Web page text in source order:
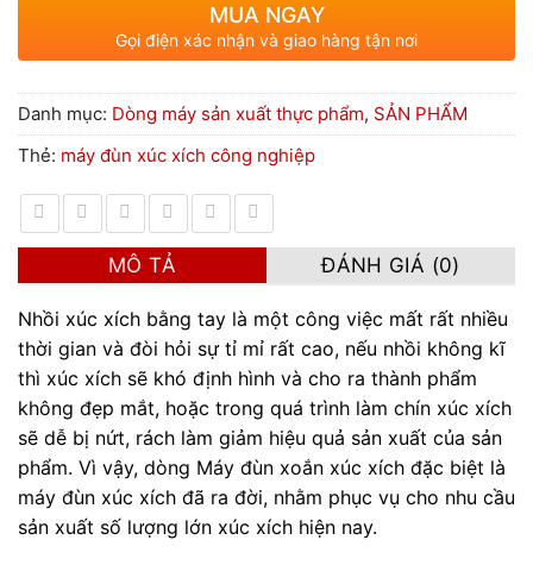
MUA NGAY
Gọi điện xác nhận và giao hàng tận nơi
Danh mục: Dòng máy sản xuất thực phẩm, SẢN PHẨM
Thẻ: máy đùn xúc xích công nghiệp
MÔ TẢ ĐÁNH GIÁ (0)
Nhồi xúc xích bằng tay là một công việc mất rất nhiều
thời gian và đòi hỏi sự tỉ mỉ rất cao, nếu nhồi không kĩ
thì xúc xích sẽ khó định hình và cho ra thành phẩm
không đẹp mắt, hoặc trong quá trình làm chín xúc xích
sẽ dễ bị nứt, rách làm giảm hiệu quả sản xuất của sản
phẩm. Vì vậy, dòng Máy đùn xoắn xúc xích đặc biệt là
máy đùn xúc xích đã ra đời, nhằm phục vụ cho nhu cầu
sản xuất số lượng lớn xúc xích hiện nay.